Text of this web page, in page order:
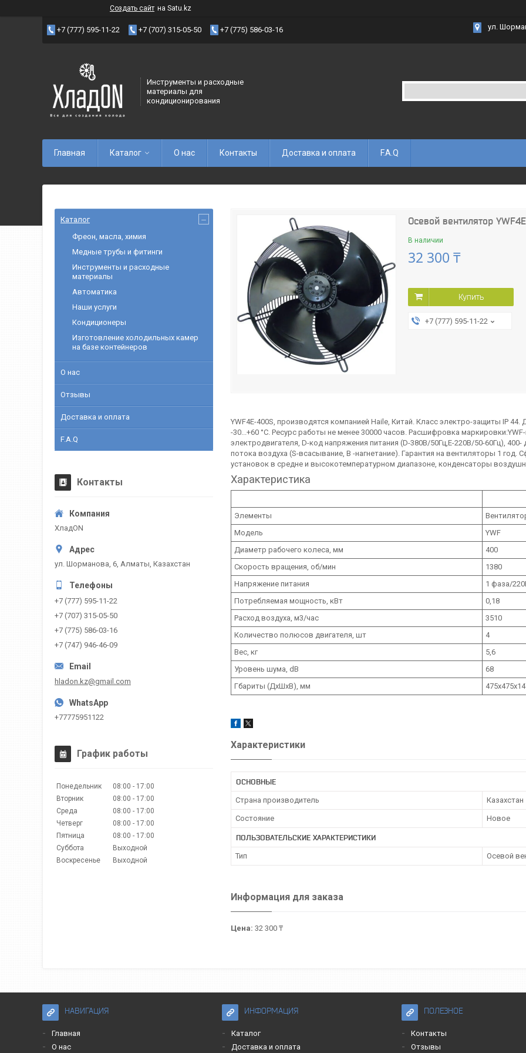
Создать сайт на Satu.kz
+7 (777) 595-11-22 +7 (707) 315-05-50 +7 (775) 586-03-16 ул.
Инструменты и расходные
материалы для
кондиционирования
Главная Каталог О нас Контакты Доставка и оплата F.A.Q
Осевой вентилятор
В наличии
32 300 ₸
Купить
+7 (777) 595-11-22
YWF4Е-400S, производятся компанией Haile, Китай. Класс электро-защиты IP
-30...+60 °C. Ресурс работы не менее 30000 часов. Расшифровка
электродвигателя, D-код напряжения питания (D-380В/50Гц,E-220В/50-60Гц),
потока воздуха (S-всасывание, В -нагнетание). Гарантия на вентиляторы 1
установок в средне и высокотемпературном диапазоне, конденсаторы
Характеристика
Элементы
Модель
YWF
Диаметр рабочего колеса, мм
400
Скорость вращения, об/мин
1380
Напряжение питания
1 фаза/
Потребляемая мощность, кВт
0,18
Расход воздуха, м3/час
3510
Количество полюсов двигателя, шт
4
Вес, кг
5,6
Уровень шума, dB
68
Гбариты (ДхШхВ), мм
Характеристики
ОСНОВНЫЕ
Страна производитель Казахстан
Состояние Новое
ПОЛЬЗОВАТЕЛЬСКИЕ ХАРАКТЕРИСТИКИ
Тип Осевой
Информация для заказа
Цена: 32 300 ₸
Каталог
Фреон, масла, химия
Медные трубы и фитинги
Инструменты и расходные
материалы
Автоматика
Наши услуги
Кондиционеры
Изготовление холодильных камер
на базе контейнеров
О нас
Отзывы
Доставка и оплата
F.A.Q
Контакты
ХладON
ул. Шорманова, 6, Алматы, Казахстан
+7 (777) 595-11-22
+7 (707) 315-05-50
+7 (775) 586-03-16
+7 (747) 946-46-09
hladon.kz@gmail.com
+77775951122
График работы
Понедельник 08:00
17:00
Вторник
08:00
17:00
Среда
08:00
17:00
Четверг
08:00
17:00
Пятница
08:00
17:00
Суббота
Выходной
Воскресенье
Выходной
НАВИГАЦИЯ
Главная
О нас
ИНФОРМАЦИЯ
Каталог
Доставка и оплата
ПОЛЕЗНОЕ
Контакты
Отзывы